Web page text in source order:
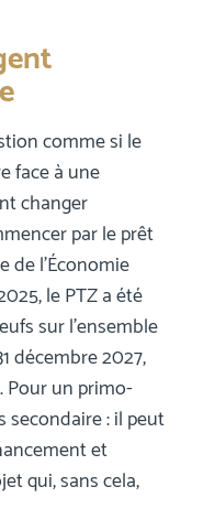
comme si le
face à une
changer
par le prêt
de l’Économie
le PTZ a été
sur l’ensemble
décembre 2027,
Pour un primo-
secondaire : il peut
et
qui, sans cela,